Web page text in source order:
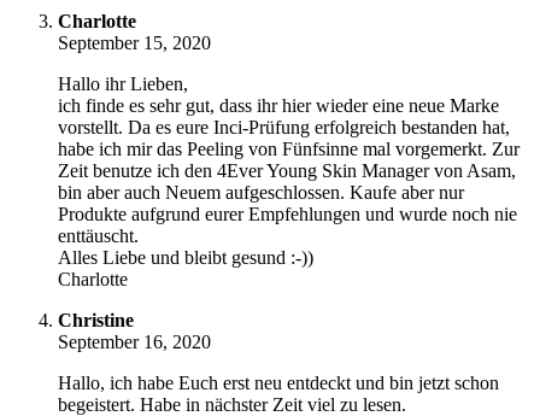
Charlotte
September 15, 2020
Hallo ihr Lieben,
ich finde es sehr gut, dass ihr hier wieder eine neue Marke
vorstellt. Da es eure Inci-Prüfung erfolgreich bestanden hat,
habe ich mir das Peeling von Fünfsinne mal vorgemerkt. Zur
Zeit benutze ich den 4Ever Young Skin Manager von Asam,
bin aber auch Neuem aufgeschlossen. Kaufe aber nur
Produkte aufgrund eurer Empfehlungen und wurde noch nie
enttäuscht.
Alles Liebe und bleibt gesund :-))
Charlotte
Christine
September 16, 2020
Hallo, ich habe Euch erst neu entdeckt und bin jetzt schon
begeistert. Habe in nächster Zeit viel zu lesen.